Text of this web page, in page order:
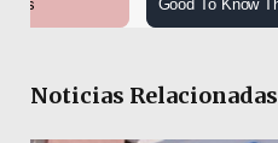
Noticias Relacionadas